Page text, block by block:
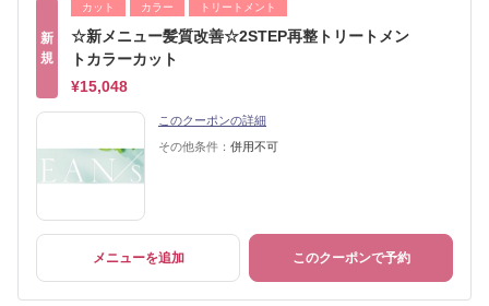
新
規
カット カラー トリートメント
☆新メニュー髪質改善☆2STEP再整トリートメン
トカラーカット
¥15,048
このクーポンの詳細
その他条件： 併用不可
メニューを追加 このクーポンで予約